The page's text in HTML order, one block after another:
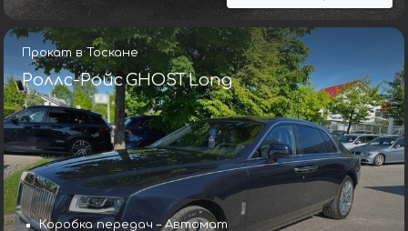
Прокат в Тоскане
Роллс-Ройс GHOST Long
Коробка передач – Автомат